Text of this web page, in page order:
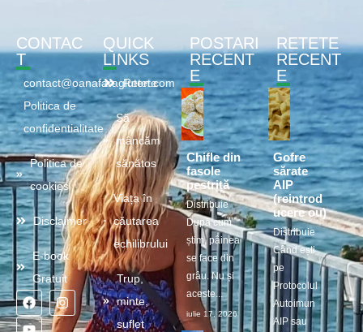
CONTAC
T
contact@oanafaragluten.com
Politica de
confidentialitate
Politica de
cookies
Disclaimer
E-book
Gratuit
QUICK
LINKS
Retete
Să
mâncăm
sănătos
Viața în
căutarea
echilibrului
Trup,
minte,
suflet
POSTARI
RECENT
E
Chifle din
fasole
pestriță
Distribuie
După cum
știm, pâinea
se face din
grâu. Nu și
aceste...
iulie 17, 2026
RETETE
RECENT
E
Gofre
sărate
AIP
(reintrod
ucere ou)
Distribuie
Când ești
pe
Protocolul
Autoimun
AIP sau